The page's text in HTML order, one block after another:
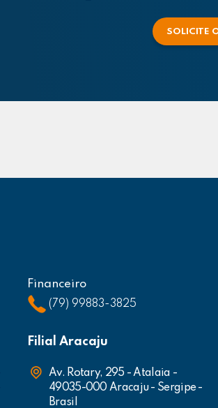
SOLICITE
Financeiro
(79) 99883-3825
Filial Aracaju
Av. Rotary, 295 - Atalaia -
49035-000 Aracaju - Sergipe -
Brasil